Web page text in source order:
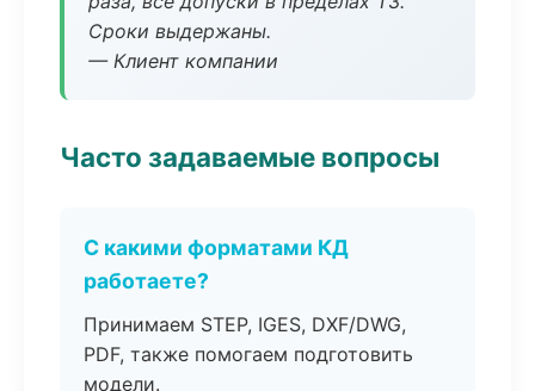
Сроки выдержаны.
— Клиент компании
Часто задаваемые вопросы
С какими форматами КД
работаете?
Принимаем STEP, IGES, DXF/DWG,
PDF, также помогаем подготовить
модели.